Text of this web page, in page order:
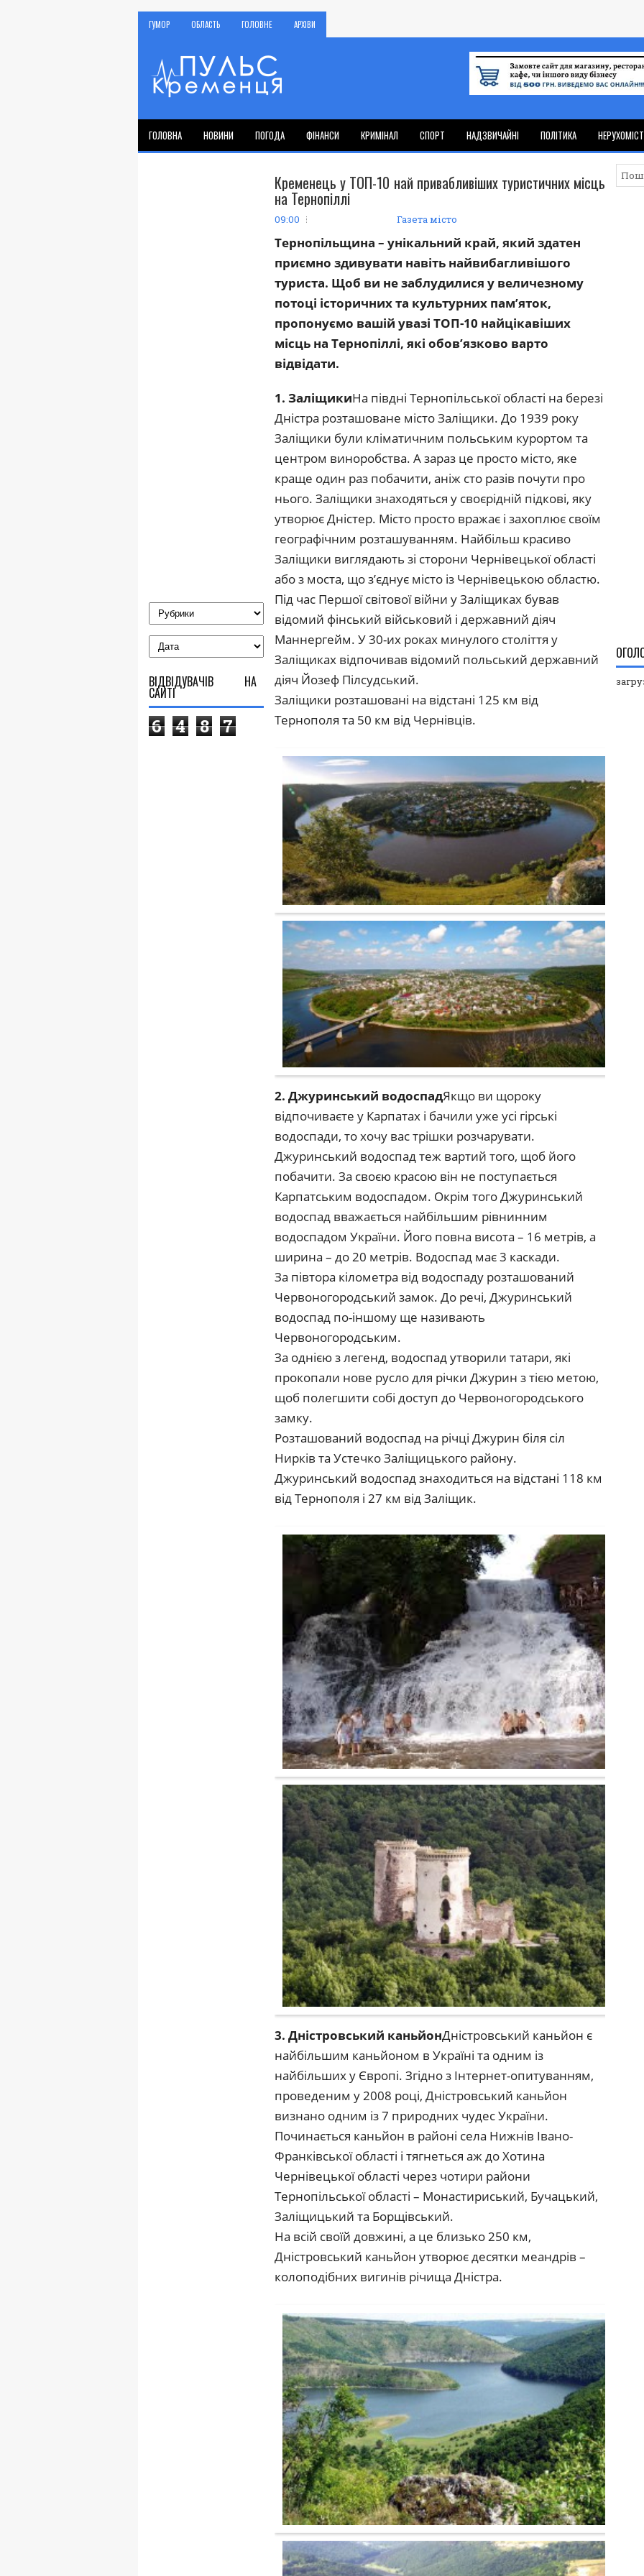
ГУМОР ОБЛАСТЬ ГОЛОВНЕ АРХІВИ
ГОЛОВНА НОВИНИ ПОГОДА ФІНАНСИ КРИМІНАЛ СПОРТ НАДЗВИЧАЙНІ ПОЛІТИКА
Кременець у ТОП-10 най привабливіших туристичних місць
на Тернопіллі
09:00 Газета місто
Тернопільщина – унікальний край, який здатен
приємно здивувати навіть найвибагливішого
туриста. Щоб ви не заблудилися у величезному
потоці історичних та культурних пам’яток,
пропонуємо вашій увазі ТОП-10 найцікавіших
місць на Тернопіллі, які обов’язково варто
відвідати.
1. ЗаліщикиНа півдні Тернопільської області на березі
Дністра розташоване місто Заліщики. До 1939 року
Заліщики були кліматичним польським курортом та
центром виноробства. А зараз це просто місто, яке
краще один раз побачити, аніж сто разів почути про
нього. Заліщики знаходяться у своєрідній підкові, яку
утворює Дністер. Місто просто вражає і захоплює своїм
географічним розташуванням. Найбільш красиво
Заліщики виглядають зі сторони Чернівецької області
або з моста, що з’єднує місто із Чернівецькою областю.
Під час Першої світової війни у Заліщиках бував
відомий фінський військовий і державний діяч
Маннергейм. У 30-их роках минулого століття у
Заліщиках відпочивав відомий польський державний
діяч Йозеф Пілсудський.
Заліщики розташовані на відстані 125 км від
Тернополя та 50 км від Чернівців.
2. Джуринський водоспадЯкщо ви щороку
відпочиваєте у Карпатах і бачили уже усі гірські
водоспади, то хочу вас трішки розчарувати.
Джуринський водоспад теж вартий того, щоб його
побачити. За своєю красою він не поступається
Карпатським водоспадом. Окрім того Джуринський
водоспад вважається найбільшим рівнинним
водоспадом України. Його повна висота – 16 метрів, а
ширина – до 20 метрів. Водоспад має 3 каскади.
За півтора кілометра від водоспаду розташований
Червоногородський замок. До речі, Джуринський
водоспад по-іншому ще називають
Червоногородським.
За однією з легенд, водоспад утворили татари, які
прокопали нове русло для річки Джурин з тією метою,
щоб полегшити собі доступ до Червоногородського
замку.
Розташований водоспад на річці Джурин біля сіл
Нирків та Устечко Заліщицького району.
Джуринський водоспад знаходиться на відстані 118 км
від Тернополя і 27 км від Заліщик.
3. Дністровський каньйонДністровський каньйон є
найбільшим каньйоном в Україні та одним із
найбільших у Європі. Згідно з Інтернет-опитуванням,
проведеним у 2008 році, Дністровський каньйон
визнано одним із 7 природних чудес України.
Починається каньйон в районі села Нижнів Івано-
Франківської області і тягнеться аж до Хотина
Чернівецької області через чотири райони
Тернопільської області – Монастириський, Бучацький,
Заліщицький та Борщівський.
На всій своїй довжині, а це близько 250 км,
Дністровський каньйон утворює десятки меандрів –
колоподібних вигинів річища Дністра.
ВІДВІДУВАЧІВ НА
САЙТІ
6 4 8 7